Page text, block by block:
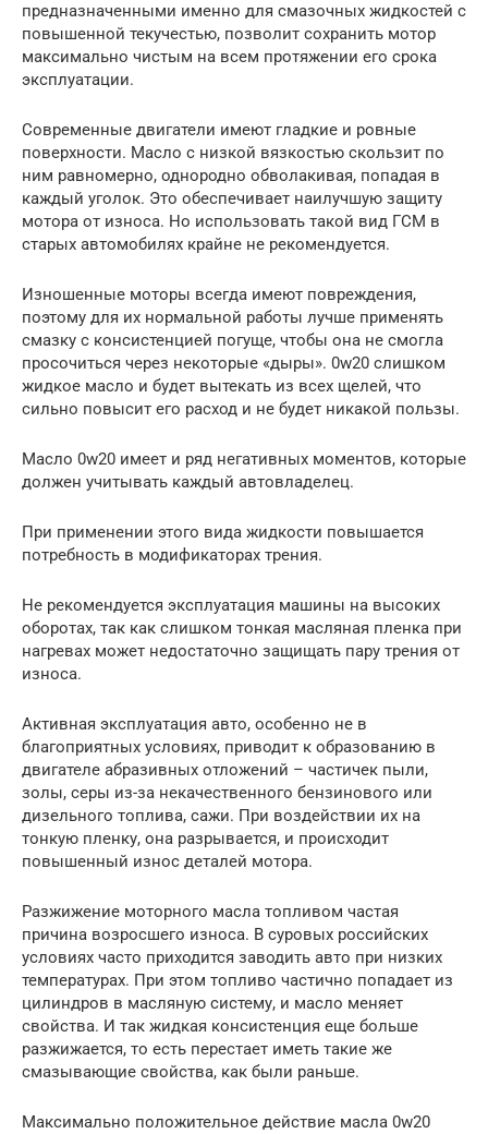
предназначенными именно для смазочных жидкостей с
повышенной текучестью, позволит сохранить мотор
максимально чистым на всем протяжении его срока
эксплуатации.
Современные двигатели имеют гладкие и ровные
поверхности. Масло с низкой вязкостью скользит по
ним равномерно, однородно обволакивая, попадая в
каждый уголок. Это обеспечивает наилучшую защиту
мотора от износа. Но использовать такой вид ГСМ в
старых автомобилях крайне не рекомендуется.
Изношенные моторы всегда имеют повреждения,
поэтому для их нормальной работы лучше применять
смазку с консистенцией погуще, чтобы она не смогла
просочиться через некоторые «дыры». 0w20 слишком
жидкое масло и будет вытекать из всех щелей, что
сильно повысит его расход и не будет никакой пользы.
Масло 0w20 имеет и ряд негативных моментов, которые
должен учитывать каждый автовладелец.
При применении этого вида жидкости повышается
потребность в модификаторах трения.
Не рекомендуется эксплуатация машины на высоких
оборотах, так как слишком тонкая масляная пленка при
нагревах может недостаточно защищать пару трения от
износа.
Активная эксплуатация авто, особенно не в
благоприятных условиях, приводит к образованию в
двигателе абразивных отложений – частичек пыли,
золы, серы из-за некачественного бензинового или
дизельного топлива, сажи. При воздействии их на
тонкую пленку, она разрывается, и происходит
повышенный износ деталей мотора.
Разжижение моторного масла топливом частая
причина возросшего износа. В суровых российских
условиях часто приходится заводить авто при низких
температурах. При этом топливо частично попадает из
цилиндров в масляную систему, и масло меняет
свойства. И так жидкая консистенция еще больше
разжижается, то есть перестает иметь такие же
смазывающие свойства, как были раньше.
Максимально положительное действие масла 0w20